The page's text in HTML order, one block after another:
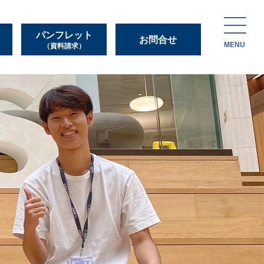
パンフレット
（資料請求）
お問合せ
MENU